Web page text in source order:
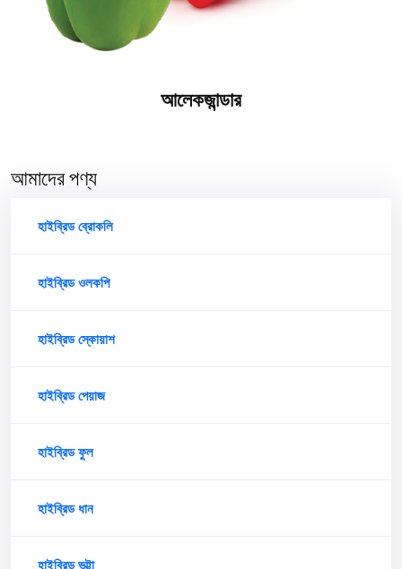
আলেকজান্ডার
আমাদের পণ্য
হাইব্রিড ব্রোকলি
হাইব্রিড ওলকপি
হাইব্রিড স্কোয়াশ
হাইব্রিড পেয়াজ
হাইব্রিড ফুল
হাইব্রিড ধান
হাইব্রিড ভুট্টা